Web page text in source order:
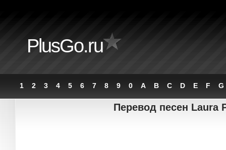
PlusGo.ru
1 2 3 4 5 6 7 8 9 0 A B C D E F G
Перевод песен Laura